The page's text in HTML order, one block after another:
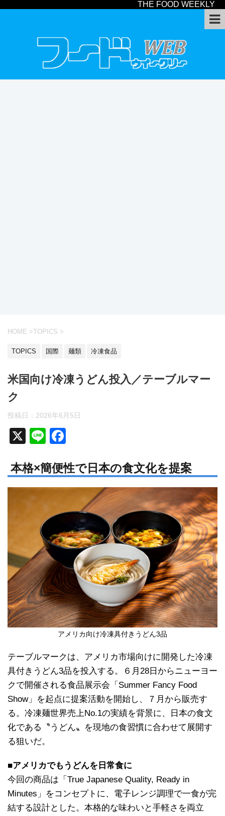
THE FOOD WEEKLY
HOME >TOPICS >
TOPICS 国際 麺類 冷凍食品
米国向け冷凍うどん投入／テーブルマー
ク
投稿日： 2026年6月5日
X
Li
e
c
e
o
o
k
本格×簡便性で日本の食文化を提案
アメリカ向け冷凍具付きうどん3品
テーブルマークは、アメリカ市場向けに開発した冷凍
具付きうどん3品を投入する。６月28日からニューヨー
クで開催される食品展示会「Summer Fancy Food
Show」を起点に提案活動を開始し、７月から販売す
る。冷凍麺世界売上No.1の実績を背景に、日本の食文
化である〝うどん〟を現地の食習慣に合わせて展開す
る狙いだ。
■アメリカでもうどんを日常食に
今回の商品は「True Japanese Quality, Ready in
Minutes」をコンセプトに、電子レンジ調理で一食が完
結する設計とした。本格的な味わいと手軽さを両立